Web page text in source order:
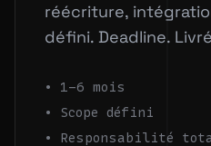
réécriture,
défini. Deadline.
• 1-6 mois
• Scope défini
• Responsabilité